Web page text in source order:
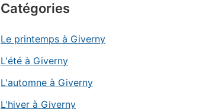
Catégories
Le printemps à Giverny
L'été à Giverny
L'automne à Giverny
L'hiver à Giverny